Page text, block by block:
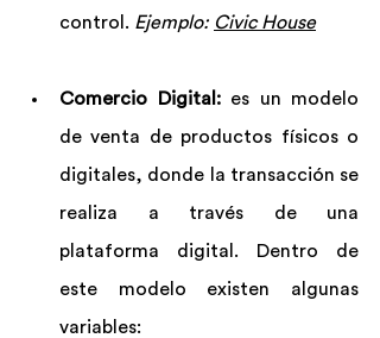
control. Ejemplo: Civic House
Comercio Digital: es un modelo
de venta de productos físicos o
digitales, donde la transacción se
realiza a través de una
plataforma digital. Dentro de
este modelo existen algunas
variables: